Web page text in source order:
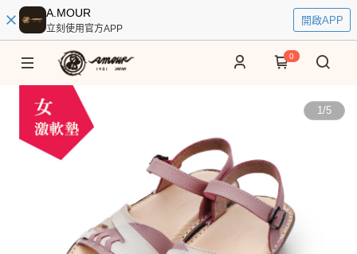
A.MOUR
立刻使用官方APP
開啟APP
0
1/5